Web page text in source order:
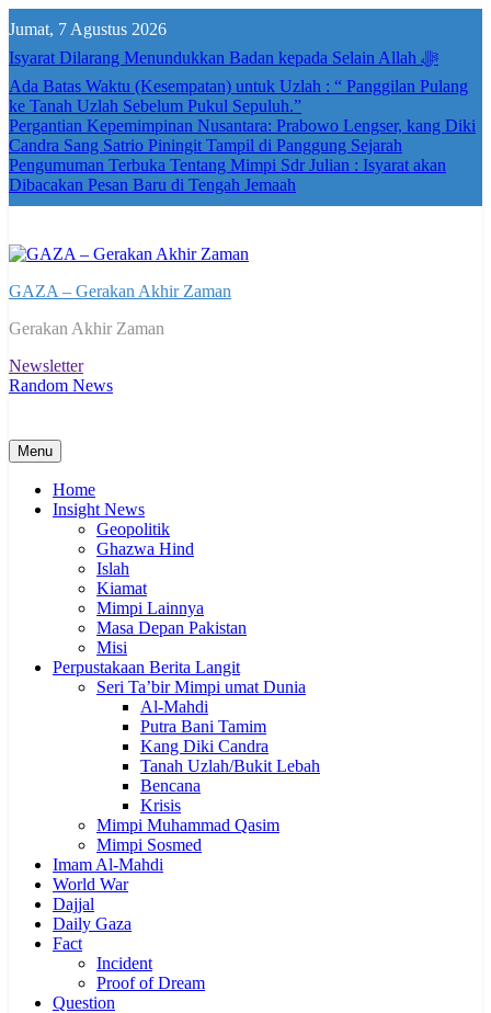
to
content
Jumat, 7 Agustus 2026
Isyarat Dilarang Menundukkan Badan kepada Selain Allah ﷻ
Ada Batas Waktu (Kesempatan) untuk Uzlah : “ Panggilan Pulang
ke Tanah Uzlah Sebelum Pukul Sepuluh.”
Pergantian Kepemimpinan Nusantara: Prabowo Lengser, kang Diki
Candra Sang Satrio Piningit Tampil di Panggung Sejarah
Pengumuman Terbuka Tentang Mimpi Sdr Julian : Isyarat akan
Dibacakan Pesan Baru di Tengah Jemaah
GAZA – Gerakan Akhir Zaman
Gerakan Akhir Zaman
Newsletter
Random News
Menu
Home
Insight News
Geopolitik
Ghazwa Hind
Islah
Kiamat
Mimpi Lainnya
Masa Depan Pakistan
Misi
Perpustakaan Berita Langit
Seri Ta’bir Mimpi umat Dunia
Al-Mahdi
Putra Bani Tamim
Kang Diki Candra
Tanah Uzlah/Bukit Lebah
Bencana
Krisis
Mimpi Muhammad Qasim
Mimpi Sosmed
Imam Al-Mahdi
World War
Dajjal
Daily Gaza
Fact
Incident
Proof of Dream
Question